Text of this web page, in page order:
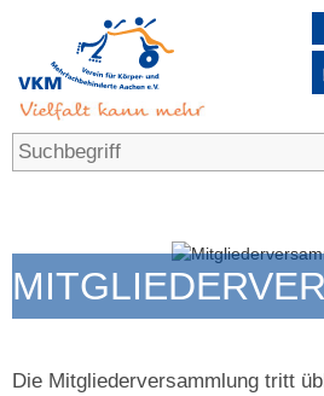
Die Mitgliederversammlung tritt